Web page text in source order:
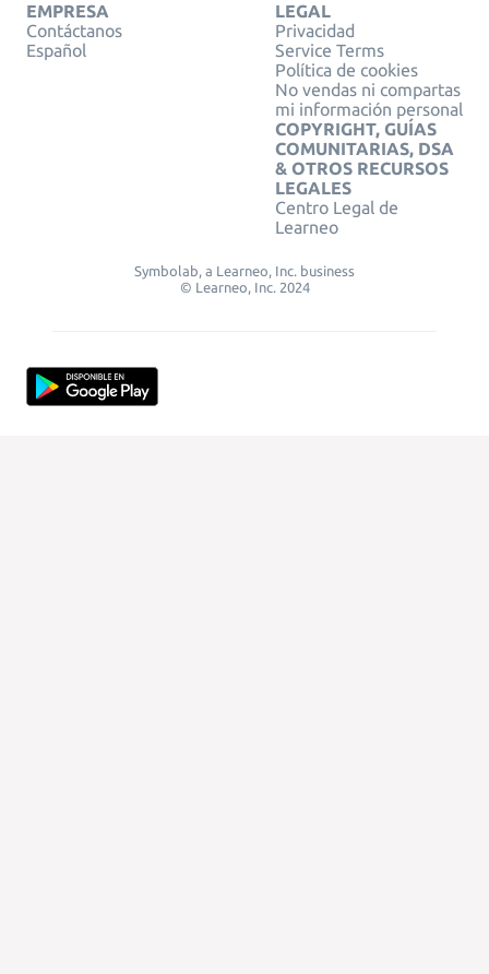
EMPRESA
Contáctanos
Español
LEGAL
Privacidad
Service Terms
Política de cookies
No vendas ni compartas
mi información personal
COPYRIGHT, GUÍAS
COMUNITARIAS, DSA
& OTROS RECURSOS
LEGALES
Centro Legal de
Learneo
Symbolab, a Learneo, Inc. business
© Learneo, Inc. 2024